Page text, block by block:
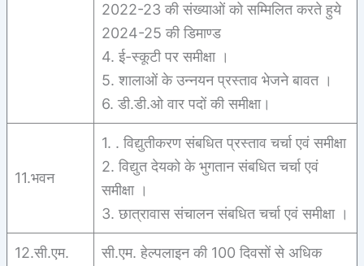
2022-23 की संख्याओं को सम्मिलित करते हुये
2024-25 की डिमाण्ड
4. ई-स्कूटी पर समीक्षा ।
5. शालाओं के उन्नयन प्रस्ताव भेजने बावत ।
6. डी.डी.ओ वार पदों की समीक्षा।
11.भवन
1. . विद्युतीकरण संबधित प्रस्ताव चर्चा एवं समीक्षा
2. विद्युत देयको के भुगतान संबधित चर्चा एवं
समीक्षा ।
3. छात्रावास संचालन संबधित चर्चा एवं समीक्षा ।
12.सी.एम.
सी.एम. हेल्पलाइन की 100 दिवसों से अधिक